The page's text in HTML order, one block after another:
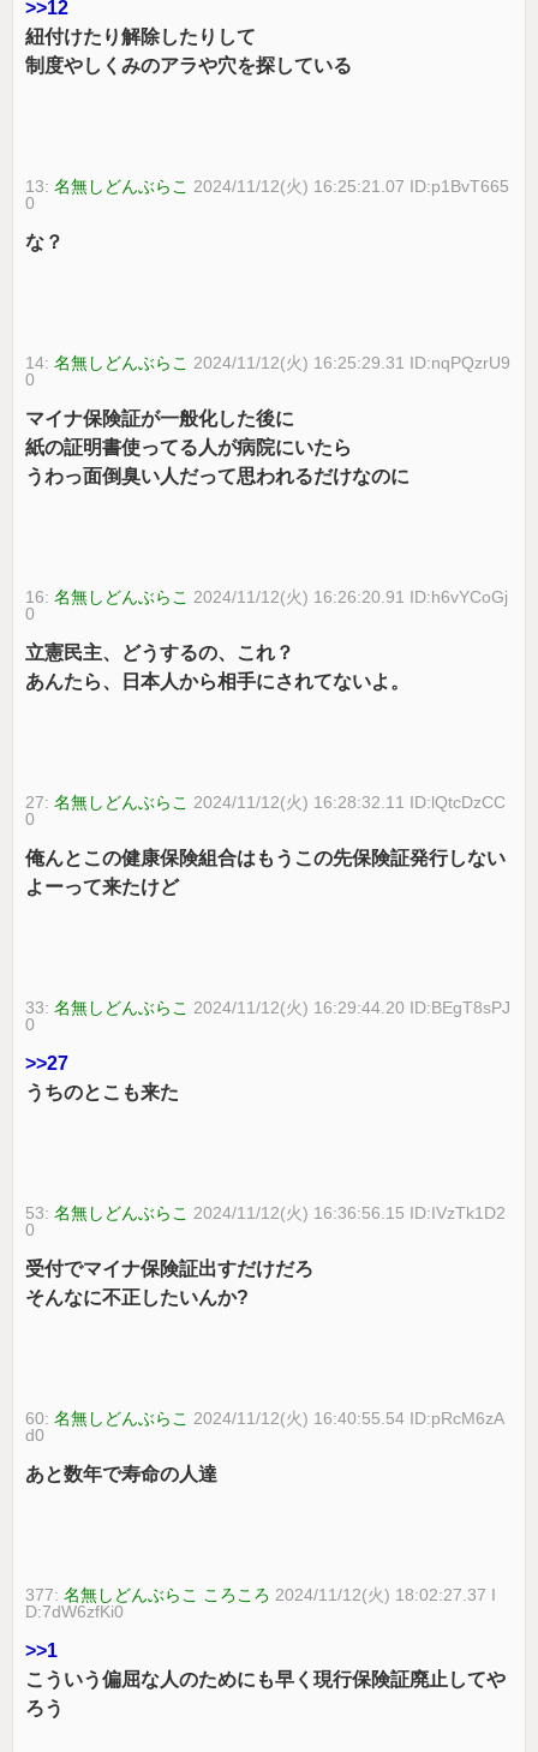
>>12
紐付けたり解除したりして
制度やしくみのアラや穴を探している
13:名無しどんぶらこ 2024/11/12(火) 16:25:21.07 ID:p1BvT665
0
な？
14:名無しどんぶらこ 2024/11/12(火) 16:25:29.31 ID:nqPQzrU9
0
マイナ保険証が一般化した後に
紙の証明書使ってる人が病院にいたら
うわっ面倒臭い人だって思われるだけなのに
16:名無しどんぶらこ 2024/11/12(火) 16:26:20.91 ID:h6vYCoGj
0
立憲民主、どうするの、これ？
あんたら、日本人から相手にされてないよ。
27:名無しどんぶらこ 2024/11/12(火) 16:28:32.11 ID:lQtcDzCC
0
俺んとこの健康保険組合はもうこの先保険証発行しない
よーって来たけど
33:名無しどんぶらこ 2024/11/12(火) 16:29:44.20 ID:BEgT8sPJ
0
>>27
うちのとこも来た
53:名無しどんぶらこ 2024/11/12(火) 16:36:56.15 ID:IVzTk1D2
0
受付でマイナ保険証出すだけだろ
そんなに不正したいんか?
60:名無しどんぶらこ 2024/11/12(火) 16:40:55.54 ID:pRcM6zA
d0
あと数年で寿命の人達
377:名無しどんぶらこ ころころ 2024/11/12(火) 18:02:27.37 I
D:7dW6zfKi0
>>1
こういう偏屈な人のためにも早く現行保険証廃止してや
ろう